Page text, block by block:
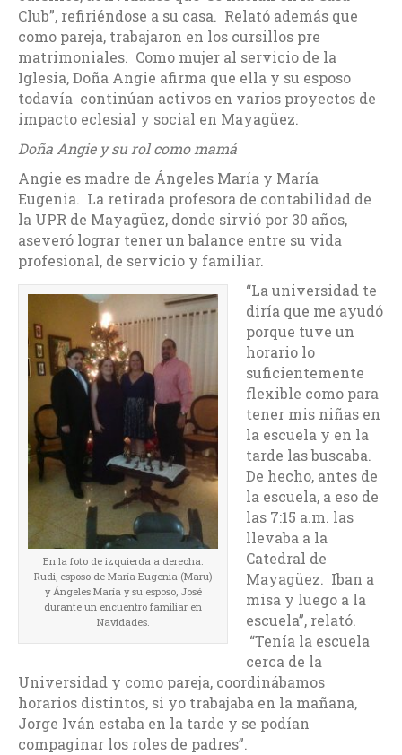
Club”, refiriéndose a su casa. Relató además que
como pareja, trabajaron en los cursillos pre
matrimoniales. Como mujer al servicio de la
Iglesia, Doña Angie afirma que ella y su esposo
todavía continúan activos en varios proyectos de
impacto eclesial y social en Mayagüez.
Doña Angie y su rol como mamá
Angie es madre de Ángeles María y María
Eugenia. La retirada profesora de contabilidad de
la UPR de Mayagüez, donde sirvió por 30 años,
aseveró lograr tener un balance entre su vida
profesional, de servicio y familiar.
En la foto de izquierda a derecha:
Rudi, esposo de María Eugenia (Maru)
y Ángeles María y su esposo, José
durante un encuentro familiar en
Navidades.
“La universidad te
diría que me ayudó
porque tuve un
horario lo
suficientemente
flexible como para
tener mis niñas en
la escuela y en la
tarde las buscaba.
De hecho, antes de
la escuela, a eso de
las 7:15 a.m. las
llevaba a la
Catedral de
Mayagüez. Iban a
misa y luego a la
escuela”, relató.
“Tenía la escuela
cerca de la
Universidad y como pareja, coordinábamos
horarios distintos, si yo trabajaba en la mañana,
Jorge Iván estaba en la tarde y se podían
compaginar los roles de padres”.